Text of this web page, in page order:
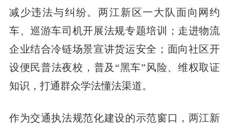
减少违法与纠纷。两江新区一大队面向网约
车、巡游车司机开展法规专题培训；走进物流
企业结合冷链场景宣讲货运安全；面向社区开
设便民普法夜校，普及“黑车”风险、维权取证
知识，打通群众学法懂法渠道。
作为交通执法规范化建设的示范窗口，两江新